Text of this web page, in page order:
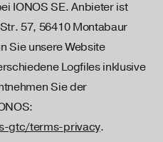
IONOS SE. Anbieter ist
57, 56410 Montabaur
Sie unsere Website
Logfiles inklusive
Sie der
gtc/terms-privacy.